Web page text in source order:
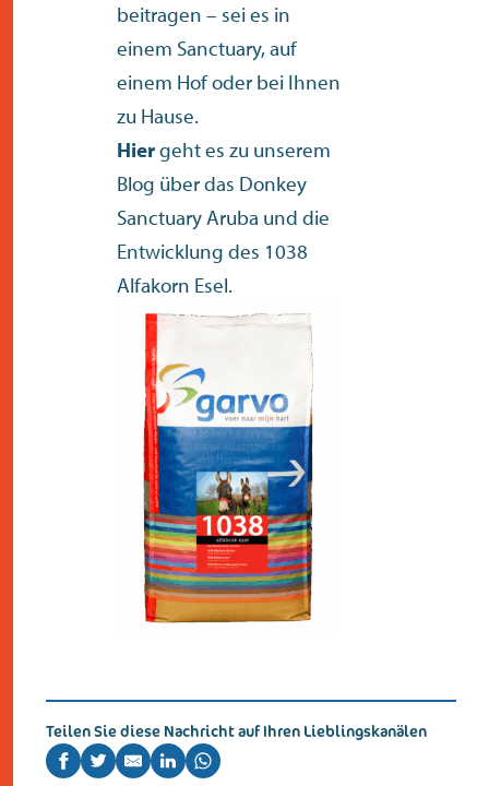
beitragen – sei es in
einem Sanctuary, auf
einem Hof oder bei Ihnen
zu Hause.
Hiergeht es zu unserem
Blog über das Donkey
Sanctuary Aruba und die
Entwicklung des 1038
Alfakorn Esel.
Teilen Sie diese Nachricht auf Ihren Lieblingskanälen